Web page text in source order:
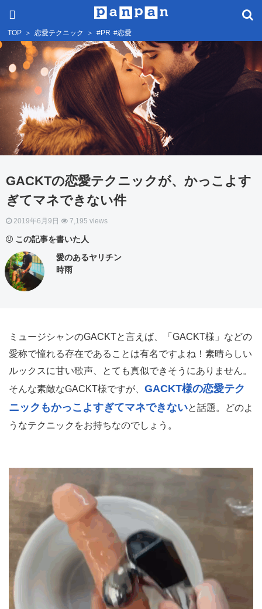
TOP ＞ 恋愛テクニック ＞ #PR #恋愛
GACKTの恋愛テクニックが、かっこよす
ぎてマネできない件
2019年6月9日 7,195 views
この記事を書いた人
愛のあるヤリチン
時雨
ミュージシャンのGACKTと言えば、「GACKT様」などの
愛称で憧れる存在であることは有名ですよね！素晴らしい
ルックスに甘い歌声、とても真似できそうにありません。
そんな素敵なGACKT様ですが、 GACKT様の恋愛テク
ニックもかっこよすぎてマネできないと話題。どのよ
うなテクニックをお持ちなのでしょう。